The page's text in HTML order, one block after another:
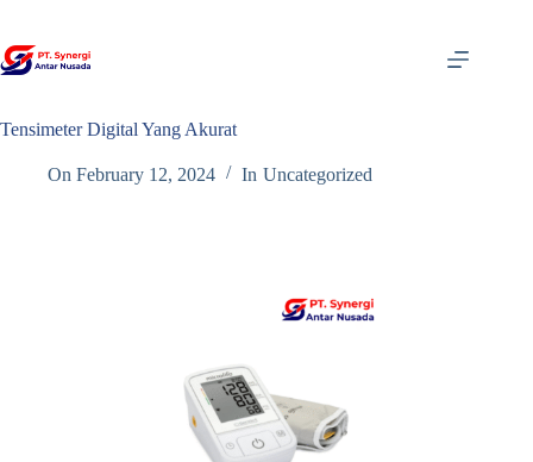
content
Tensimeter Digital Yang Akurat
On February 12, 2024 In Uncategorized